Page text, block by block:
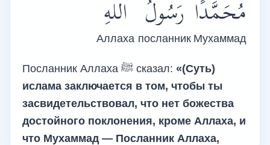
مُحَمَّدًا
Мухаммад
رَسُولُ
посланник
اللهِ
Аллаха
Посланник Аллаха ﷺ сказал: «(Суть)
ислама заключается в том, чтобы ты
засвидетельствовал, что нет божества
достойного поклонения, кроме Аллаха, и
что Мухаммад — Посланник Аллаха,